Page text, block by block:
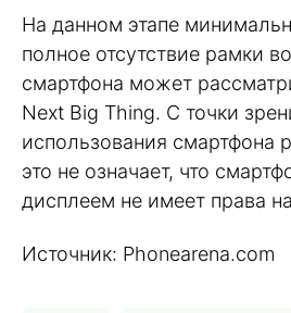
На данном этапе
полное отсутствие рамки
смартфона может
Next Big Thing. С точки
использования смартфона
это не означает, что
дисплеем не имеет права
Источник: Phonearena.com